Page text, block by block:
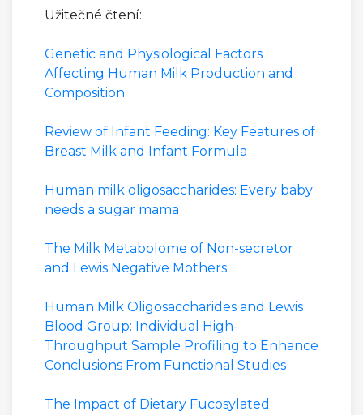
Užitečné čtení:
Genetic and Physiological Factors
Affecting Human Milk Production and
Composition
Review of Infant Feeding: Key Features of
Breast Milk and Infant Formula
Human milk oligosaccharides: Every baby
needs a sugar mama
The Milk Metabolome of Non-secretor
and Lewis Negative Mothers
Human Milk Oligosaccharides and Lewis
Blood Group: Individual High-
Throughput Sample Profiling to Enhance
Conclusions From Functional Studies
The Impact of Dietary Fucosylated